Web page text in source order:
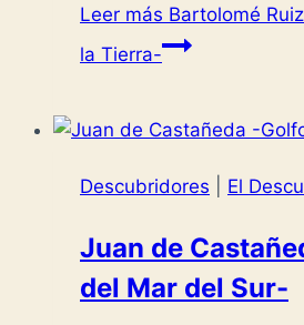
Leer más Bartolomé
la Tierra-
Descubridores El
Juan de
del Mar del Sur-